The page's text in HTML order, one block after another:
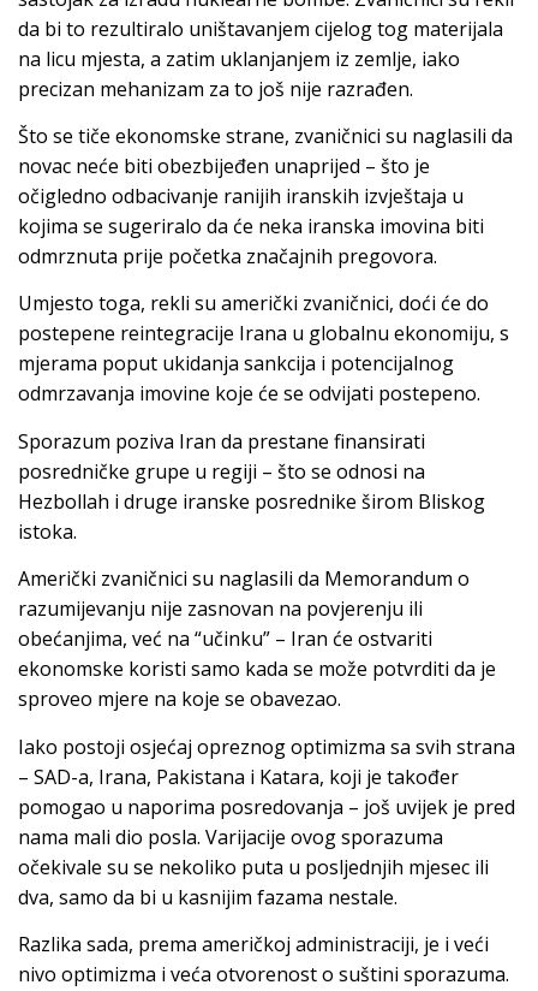
da bi to rezultiralo uništavanjem cijelog tog materijala
na licu mjesta, a zatim uklanjanjem iz zemlje, iako
precizan mehanizam za to još nije razrađen.
Što se tiče ekonomske strane, zvaničnici su naglasili da
novac neće biti obezbijeđen unaprijed – što je
očigledno odbacivanje ranijih iranskih izvještaja u
kojima se sugeriralo da će neka iranska imovina biti
odmrznuta prije početka značajnih pregovora.
Umjesto toga, rekli su američki zvaničnici, doći će do
postepene reintegracije Irana u globalnu ekonomiju, s
mjerama poput ukidanja sankcija i potencijalnog
odmrzavanja imovine koje će se odvijati postepeno.
Sporazum poziva Iran da prestane finansirati
posredničke grupe u regiji – što se odnosi na
Hezbollah i druge iranske posrednike širom Bliskog
istoka.
Američki zvaničnici su naglasili da Memorandum o
razumijevanju nije zasnovan na povjerenju ili
obećanjima, već na “učinku” – Iran će ostvariti
ekonomske koristi samo kada se može potvrditi da je
sproveo mjere na koje se obavezao.
Iako postoji osjećaj opreznog optimizma sa svih strana
– SAD-a, Irana, Pakistana i Katara, koji je također
pomogao u naporima posredovanja – još uvijek je pred
nama mali dio posla. Varijacije ovog sporazuma
očekivale su se nekoliko puta u posljednjih mjesec ili
dva, samo da bi u kasnijim fazama nestale.
Razlika sada, prema američkoj administraciji, je i veći
nivo optimizma i veća otvorenost o suštini sporazuma.